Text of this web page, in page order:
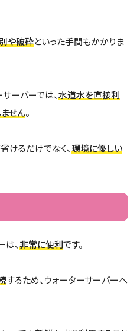
や破砕といった手間もかかりま
ーバーでは、 水道水を直接利
せん。
けるだけでなく、 環境に優しい
、 非常に便利です。
するため、ウォーターサーバーへ